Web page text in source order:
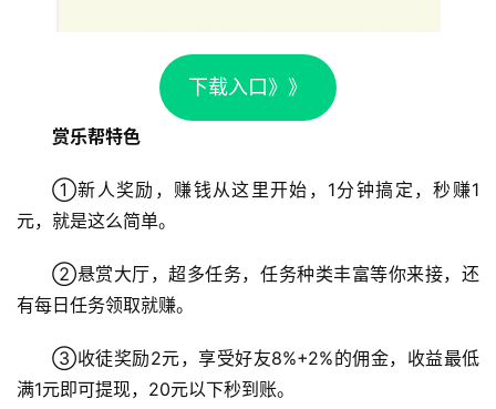
简
A
登录 注册
下载入口》》
赏乐帮特色
①新人奖励，赚钱从这里开始，1分钟搞定，秒赚1
元，就是这么简单。
②悬赏大厅，超多任务，任务种类丰富等你来接，还
有每日任务领取就赚。
③收徒奖励2元，享受好友8%+2%的佣金，收益最低
满1元即可提现，20元以下秒到账。